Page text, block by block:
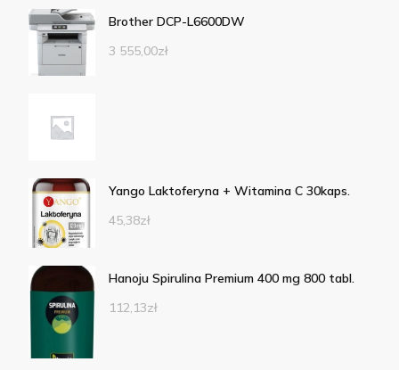
Brother DCP-L6600DW
3 555,00zł
Yango Laktoferyna + Witamina C 30kaps.
45,38zł
Hanoju Spirulina Premium 400 mg 800 tabl.
112,13zł